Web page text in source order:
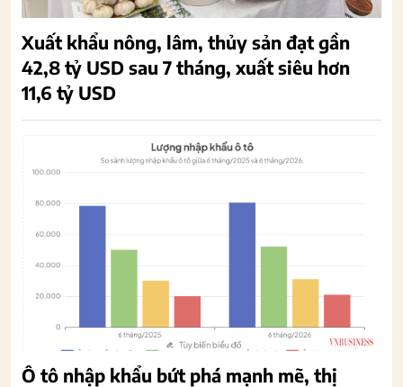
Xuất khẩu nông, lâm, thủy sản đạt gần
42,8 tỷ USD sau 7 tháng, xuất siêu hơn
11,6 tỷ USD
Ô tô nhập khẩu bứt phá mạnh mẽ, thị